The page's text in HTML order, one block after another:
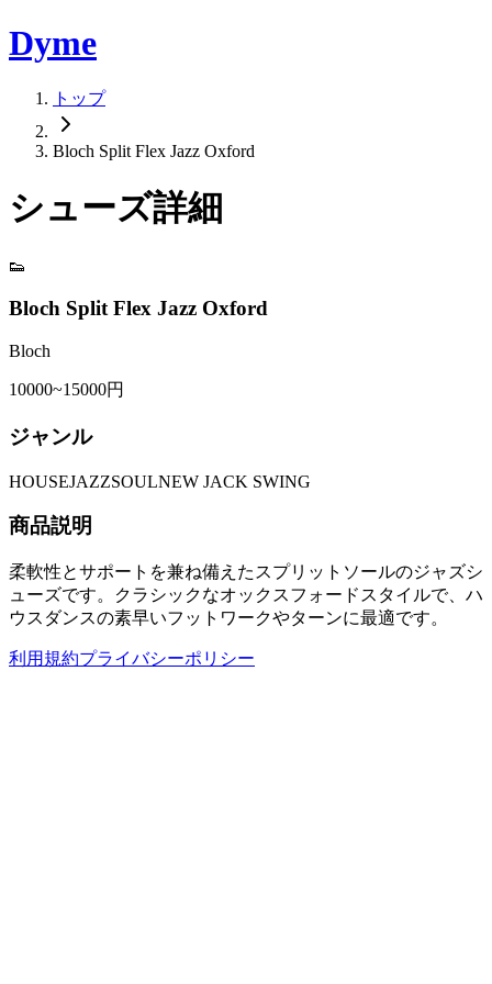
Dyme
トップ
Bloch Split Flex Jazz Oxford
シューズ詳細
👟
Bloch Split Flex Jazz Oxford
Bloch
10000~15000円
ジャンル
HOUSEJAZZSOULNEW JACK SWING
商品説明
柔軟性とサポートを兼ね備えたスプリットソールのジャズシ
ューズです。クラシックなオックスフォードスタイルで、ハ
ウスダンスの素早いフットワークやターンに最適です。
利用規約プライバシーポリシー